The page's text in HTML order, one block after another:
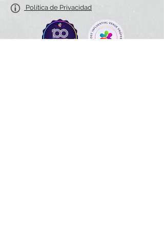
Política de Privacidad